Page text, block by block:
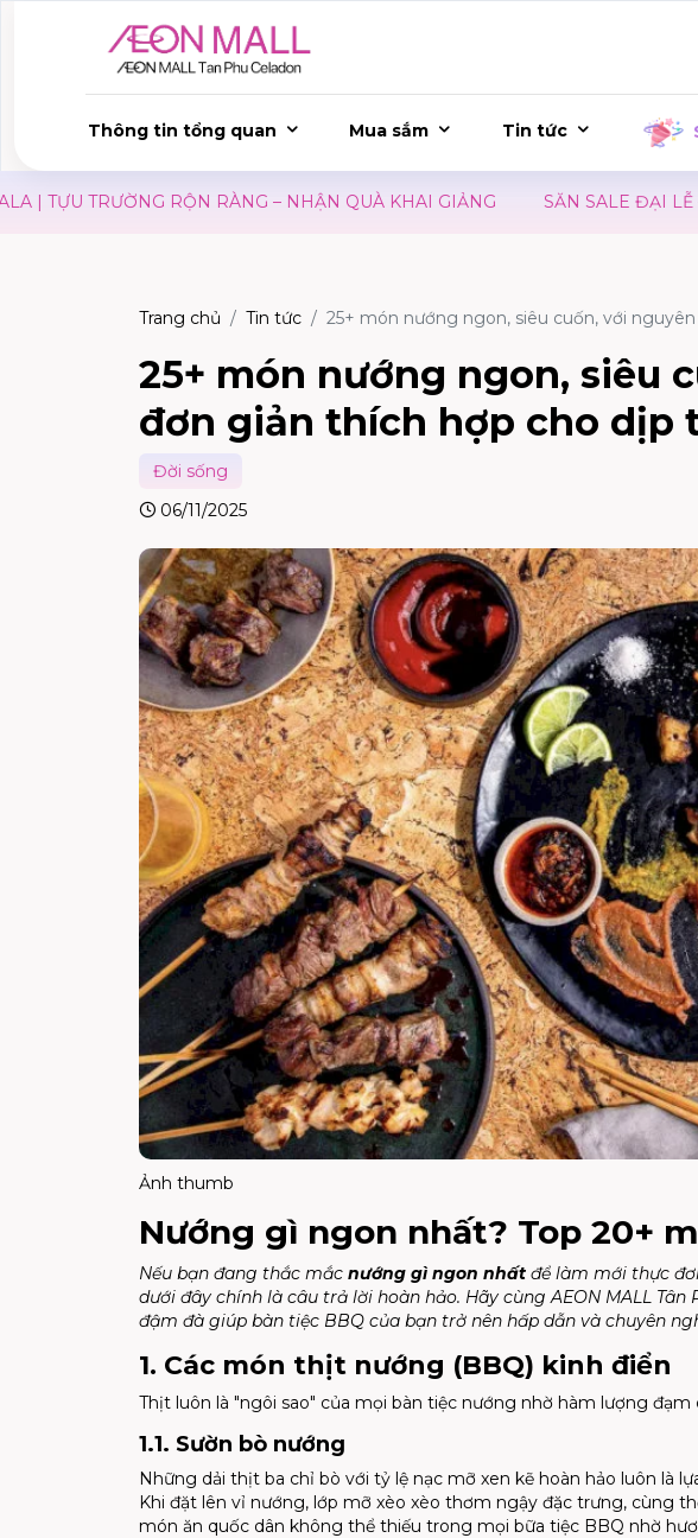
Thông tin tổng quan Mua sắm Tin tức
RỘN RÀNG – NHẬN QUÀ KHAI GIẢNG SĂN SALE ĐẠI LỄ – MỪNG
Trang chủ Tin tức 25+ món nướng ngon, siêu cuốn, với
25+ món nướng ngon, siêu
đơn giản thích hợp cho dịp
Đời sống
06/11/2025
Ảnh thumb
Nướng gì ngon nhất? Top 20+
Nếu bạn đang thắc mắc nướng gì ngon nhất để làm mới thực
dưới đây chính là câu trả lời hoàn hảo. Hãy cùng AEON MALL
đậm đà giúp bàn tiệc BBQ của bạn trở nên hấp dẫn và chuyên
1. Các món thịt nướng (BBQ) kinh điển
Thịt luôn là "ngôi sao" của mọi bàn tiệc nướng nhờ hàm lượng
1.1. Sườn bò nướng
Những dải thịt ba chỉ bò với tỷ lệ nạc mỡ xen kẽ hoàn hảo luôn là
Khi đặt lên vỉ nướng, lớp mỡ xèo xèo thơm ngậy đặc trưng, cùng
món ăn quốc dân không thể thiếu trong mọi bữa tiệc BBQ nhờ